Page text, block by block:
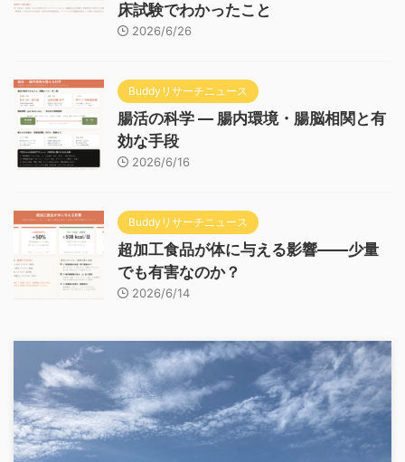
床試験でわかったこと
2026/6/26
Buddyリサーチニュース
腸活の科学 — 腸内環境・腸脳相関と有
効な手段
2026/6/16
Buddyリサーチニュース
超加工食品が体に与える影響——少量
でも有害なのか？
2026/6/14